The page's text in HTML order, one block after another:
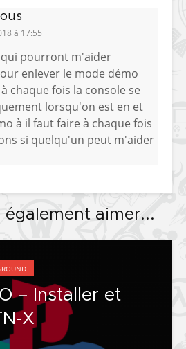
à 17:55
pourront m'aider
enlever le mode démo
chaque fois la console se
lorsqu'on est en et
à il faut faire à chaque fois
si quelqu'un peut m'aider
également aimer...
– Installer et
X